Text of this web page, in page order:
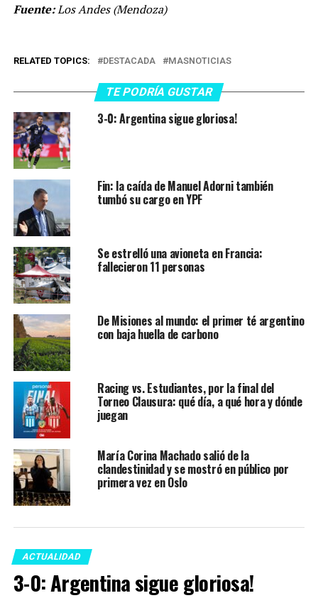
Fuente:Los Andes (Mendoza)
RELATED TOPICS: DESTACADA MASNOTICIAS
TE PODRÍA GUSTAR
3-0: Argentina sigue gloriosa!
Fin: la caída de Manuel Adorni también
tumbó su cargo en YPF
Se estrelló una avioneta en Francia:
fallecieron 11 personas
De Misiones al mundo: el primer té argentino
con baja huella de carbono
Racing vs. Estudiantes, por la final del
Torneo Clausura: qué día, a qué hora y dónde
juegan
María Corina Machado salió de la
clandestinidad y se mostró en público por
primera vez en Oslo
ACTUALIDAD
3-0: Argentina sigue gloriosa!